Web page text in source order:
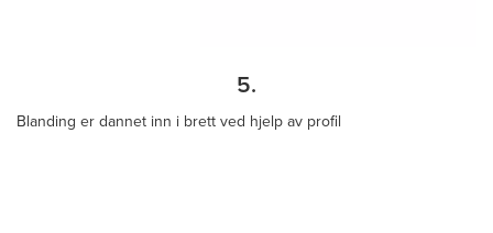
5.
Blanding er dannet inn i brett ved hjelp av profil